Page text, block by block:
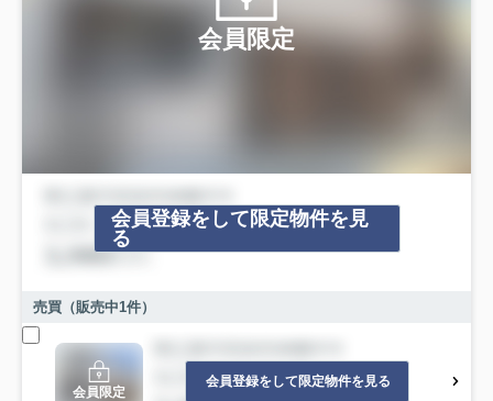
会員限定
会員登録をして限定物件を見
る
売買（販売中1件）
会員限定
会員登録をして限定物件を見る